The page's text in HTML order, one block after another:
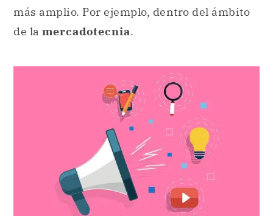
más amplio. Por ejemplo, dentro del ámbito
de la mercadotecnia.